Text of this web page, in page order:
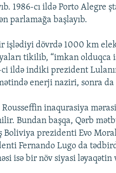
1986-cı ildə Porto Alegre
parlamağa başlayıb.
işlədiyi dövrdə 1000 km
tikilib, “imkan olduqca
ildə indiki prezident
enerji naziri, sonra da
inaqurasiya
Bundan başqa, Qərb
Boliviya prezidenti Evo
Fernando Lugo da
isə bir növ siyasi